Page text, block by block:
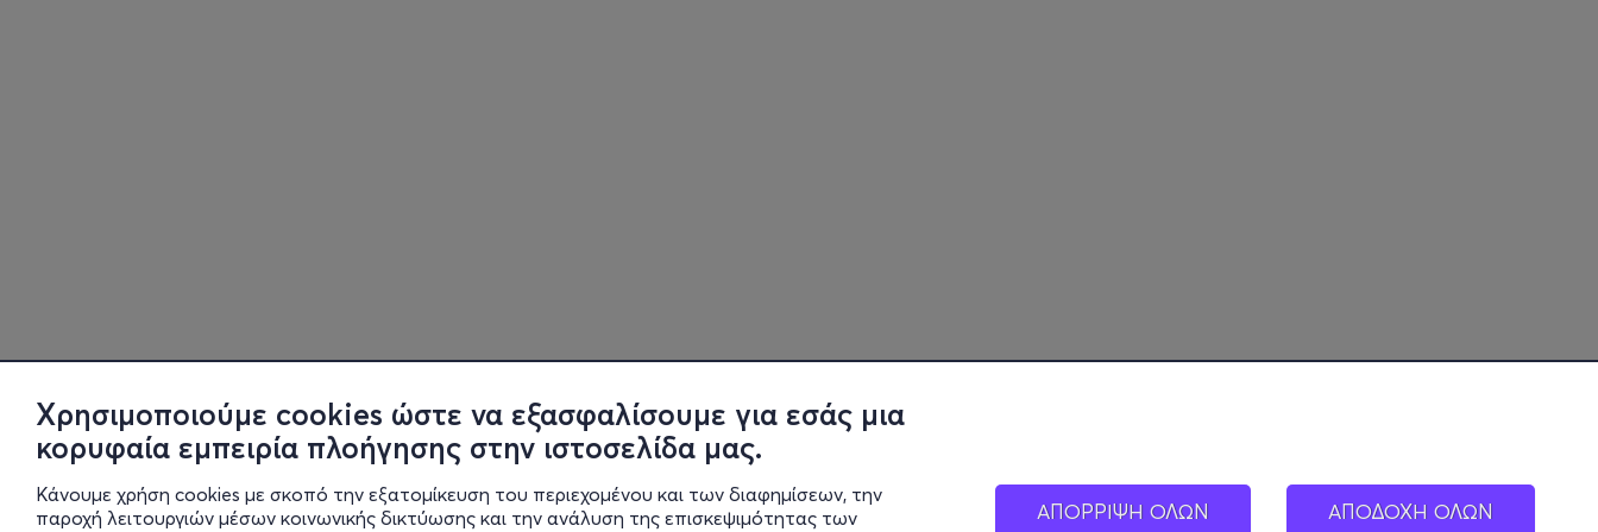
Χρησιμοποιούμε cookies ώστε να εξασφαλίσουμε για εσάς μια
κορυφαία εμπειρία πλοήγησης στην ιστοσελίδα μας.
Κάνουμε χρήση cookies με σκοπό την εξατομίκευση του περιεχομένου και των διαφημίσεων, την
παροχή λειτουργιών μέσων κοινωνικής δικτύωσης και την ανάλυση της επισκεψιμότητας των
ΑΠΟΡΡΙΨΗ ΟΛΩΝ ΑΠΟΔΟΧΗ ΟΛΩΝ